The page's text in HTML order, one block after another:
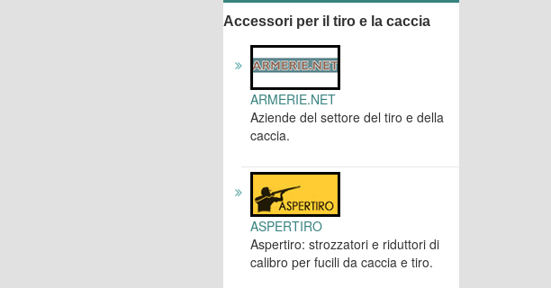
Accessori per il tiro e la caccia
ARMERIE.NET
Aziende del settore del tiro e della
caccia.
ASPERTIRO
Aspertiro: strozzatori e riduttori di
calibro per fucili da caccia e tiro.